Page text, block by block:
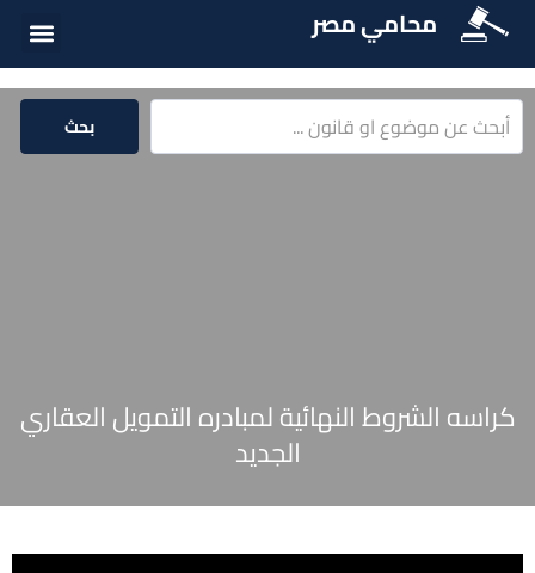
محامي مصر
بحث
كراسه الشروط النهائية لمبادره التمويل العقاري
الجديد